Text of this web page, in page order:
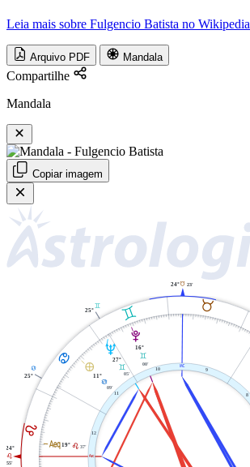
Leia mais sobre Fulgencio Batista no Wikipedia
Arquivo PDF Mandala
Compartilhe
Mandala
Copiar imagem
B
C
D
E
W
8
9
10
X
11
12
E
24°
55'
B
24° 23'
C
25°
D
25°
V
16°
C
00'
U
27°
C
05'
È
11°
D
09'
l19° E 37'